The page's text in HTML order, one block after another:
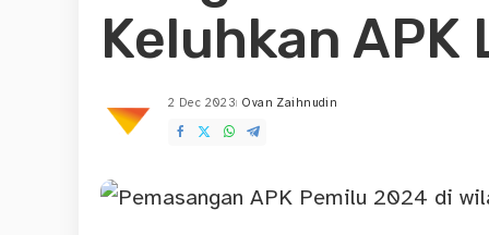
Keluhkan APK
2 Dec 2023
Posted
by
Ovan Zaihnudin